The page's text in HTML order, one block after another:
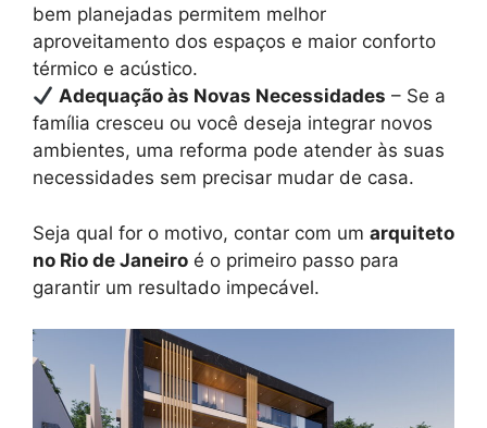
bem planejadas permitem melhor
aproveitamento dos espaços e maior conforto
térmico e acústico.
Adequação às Novas Necessidades – Se a
família cresceu ou você deseja integrar novos
ambientes, uma reforma pode atender às suas
necessidades sem precisar mudar de casa.
Seja qual for o motivo, contar com um arquiteto
no Rio de Janeiro é o primeiro passo para
garantir um resultado impecável.